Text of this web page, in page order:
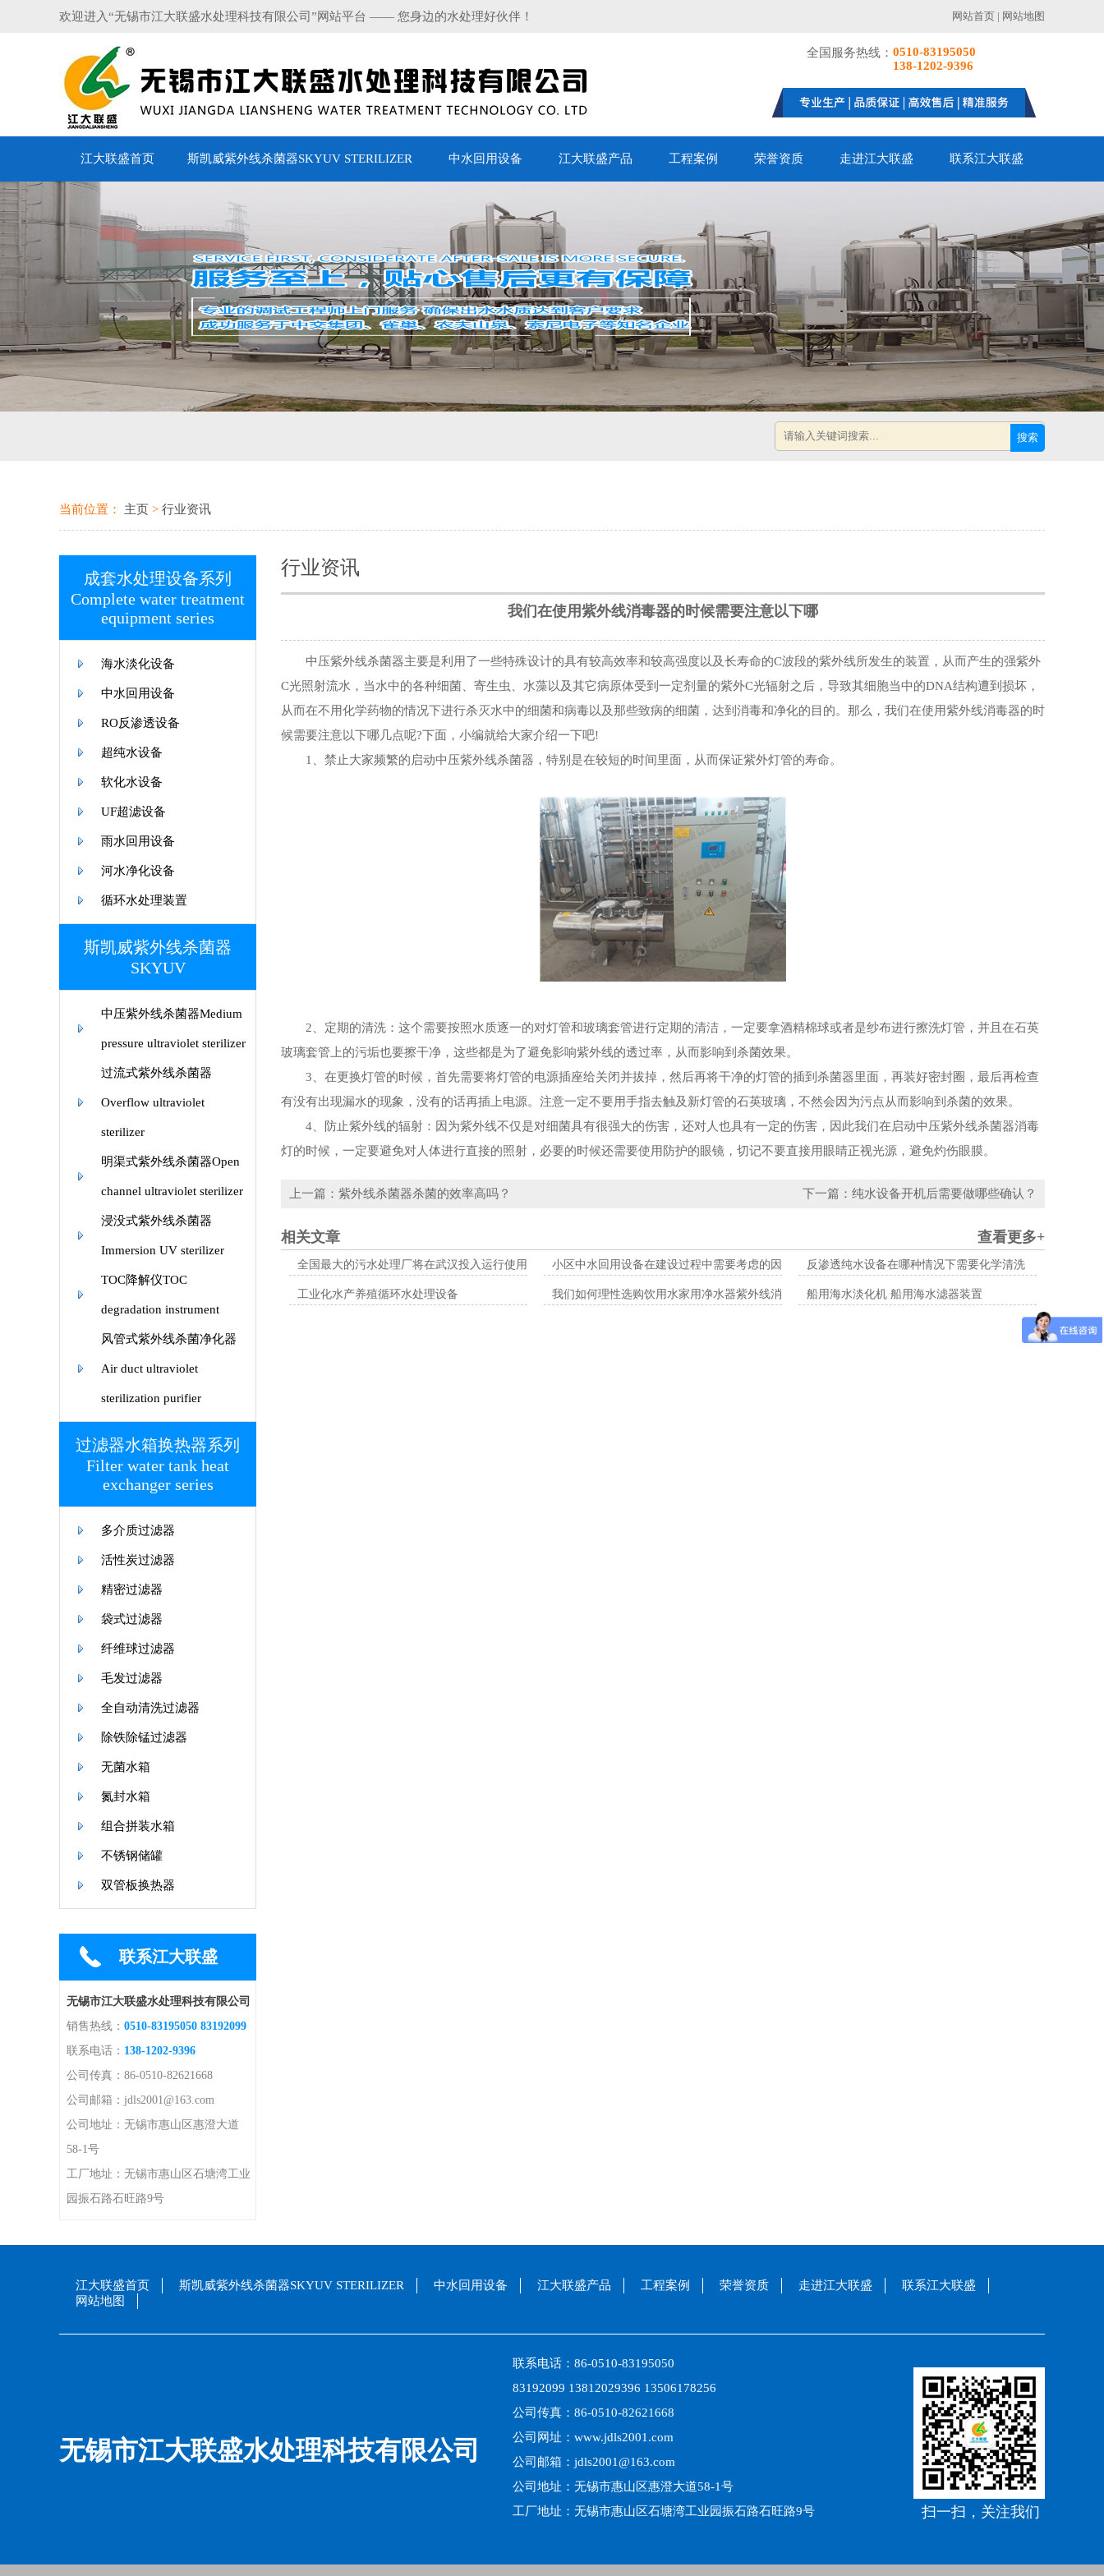
欢迎进入“无锡市江大联盛水处理科技有限公司”网站平台 —— 您身边的水处理好伙伴！ 网站首页 | 网站地图
全国服务热线： 0510-83195050
138-1202-9396
江大联盛首页 斯凯威紫外线杀菌器SKYUV STERILIZER 中水回用设备 江大联盛产品 工程案例 荣誉资质 走进江大联盛 联系江大联盛
搜索
当前位置： 主页 > 行业资讯
成套水处理设备系列
Complete water treatment
equipment series
海水淡化设备
中水回用设备
RO反渗透设备
超纯水设备
软化水设备
UF超滤设备
雨水回用设备
河水净化设备
循环水处理装置
斯凯威紫外线杀菌器
SKYUV
中压紫外线杀菌器Medium
pressure ultraviolet sterilizer
过流式紫外线杀菌器
Overflow ultraviolet
sterilizer
明渠式紫外线杀菌器Open
channel ultraviolet sterilizer
浸没式紫外线杀菌器
Immersion UV sterilizer
TOC降解仪TOC
degradation instrument
风管式紫外线杀菌净化器
Air duct ultraviolet
sterilization purifier
过滤器水箱换热器系列
Filter water tank heat
exchanger series
多介质过滤器
活性炭过滤器
精密过滤器
袋式过滤器
纤维球过滤器
毛发过滤器
全自动清洗过滤器
除铁除锰过滤器
无菌水箱
氮封水箱
组合拼装水箱
不锈钢储罐
双管板换热器
联系江大联盛
无锡市江大联盛水处理科技有限公司
销售热线： 0510-83195050 83192099
联系电话： 138-1202-9396
公司传真：86-0510-82621668
公司邮箱：jdls2001@163.com
公司地址：无锡市惠山区惠澄大道
58-1号
工厂地址：无锡市惠山区石塘湾工业
园振石路石旺路9号
行业资讯
我们在使用紫外线消毒器的时候需要注意以下哪
中压紫外线杀菌器主要是利用了一些特殊设计的具有较高效率和较高强度以及长寿命的C波段的紫外线所发生的装置，从而产生的强紫外
C光照射流水，当水中的各种细菌、寄生虫、水藻以及其它病原体受到一定剂量的紫外C光辐射之后，导致其细胞当中的DNA结构遭到损坏，
从而在不用化学药物的情况下进行杀灭水中的细菌和病毒以及那些致病的细菌，达到消毒和净化的目的。那么，我们在使用紫外线消毒器的时
候需要注意以下哪几点呢?下面，小编就给大家介绍一下吧!
1、禁止大家频繁的启动中压紫外线杀菌器，特别是在较短的时间里面，从而保证紫外灯管的寿命。
2、定期的清洗：这个需要按照水质逐一的对灯管和玻璃套管进行定期的清洁，一定要拿酒精棉球或者是纱布进行擦洗灯管，并且在石英
玻璃套管上的污垢也要擦干净，这些都是为了避免影响紫外线的透过率，从而影响到杀菌效果。
3、在更换灯管的时候，首先需要将灯管的电源插座给关闭并拔掉，然后再将干净的灯管的插到杀菌器里面，再装好密封圈，最后再检查
有没有出现漏水的现象，没有的话再插上电源。注意一定不要用手指去触及新灯管的石英玻璃，不然会因为污点从而影响到杀菌的效果。
4、防止紫外线的辐射：因为紫外线不仅是对细菌具有很强大的伤害，还对人也具有一定的伤害，因此我们在启动中压紫外线杀菌器消毒
灯的时候，一定要避免对人体进行直接的照射，必要的时候还需要使用防护的眼镜，切记不要直接用眼睛正视光源，避免灼伤眼膜。
上一篇：紫外线杀菌器杀菌的效率高吗？ 下一篇：纯水设备开机后需要做哪些确认？
相关文章 查看更多+
全国最大的污水处理厂将在武汉投入运行使用 小区中水回用设备在建设过程中需要考虑的因素 反渗透纯水设备在哪种情况下需要化学清洗
工业化水产养殖循环水处理设备 我们如何理性选购饮用水家用净水器紫外线消毒 船用海水淡化机 船用海水滤器装置
江大联盛首页 斯凯威紫外线杀菌器SKYUV STERILIZER 中水回用设备 江大联盛产品 工程案例 荣誉资质 走进江大联盛
联系江大联盛
网站地图
无锡市江大联盛水处理科技有限公司
联系电话：86-0510-83195050
83192099 13812029396 13506178256
公司传真：86-0510-82621668
公司网址：www.jdls2001.com
公司邮箱：jdls2001@163.com
公司地址：无锡市惠山区惠澄大道58-1号
工厂地址：无锡市惠山区石塘湾工业园振石路石旺路9号
扫一扫，关注我们